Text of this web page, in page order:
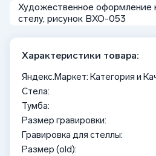
Художественное оформление
стелу, рисунок ВХО-053
Характеристики товара:
Яндекс.Маркет: Категория и
Стела:
Тумба:
Размер гравировки:
Гравировка для стеллы:
Размер (old):